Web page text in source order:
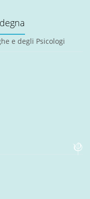
e degli Psicologi